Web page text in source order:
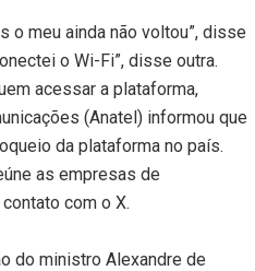
o meu ainda não voltou”, disse
o Wi-Fi”, disse outra.
acessar a plataforma,
(Anatel) informou que
da plataforma no país.
as empresas de
com o X.
do ministro Alexandre de